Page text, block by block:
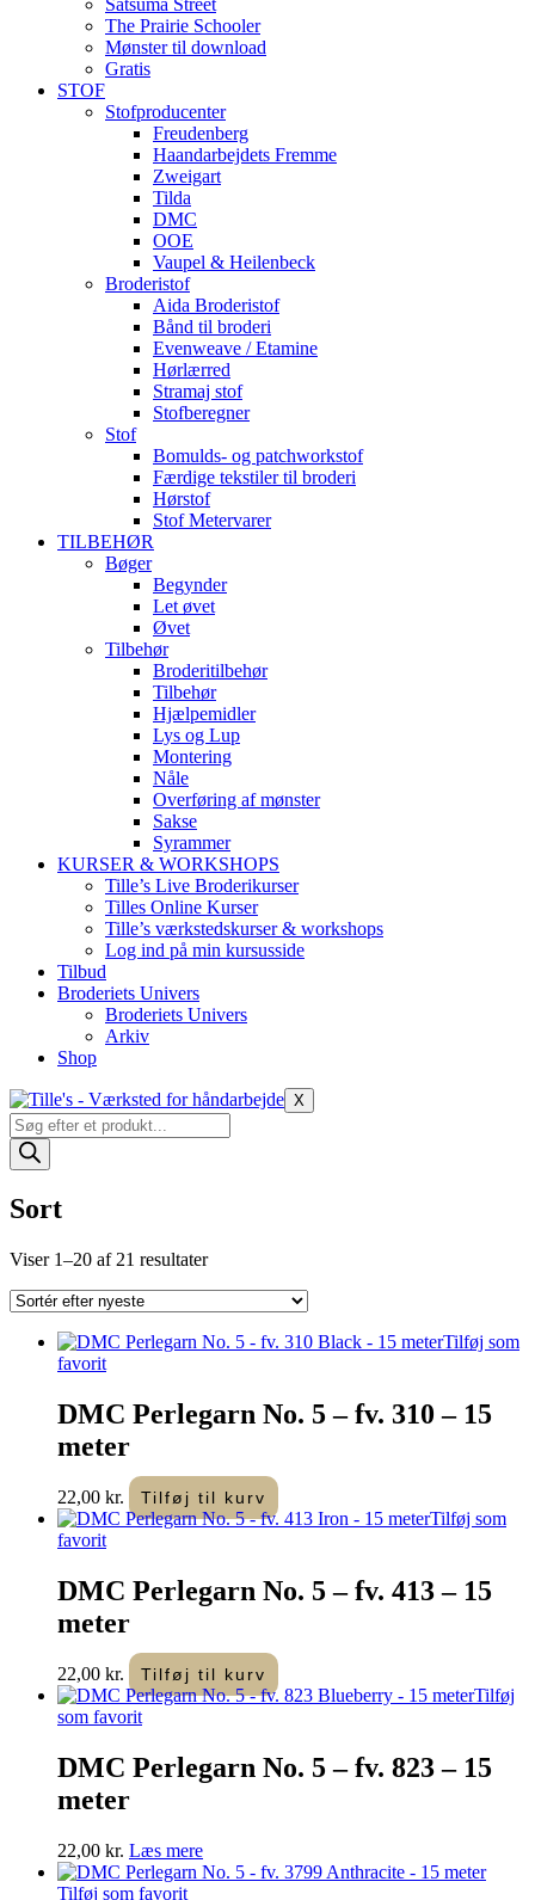
The Prairie Schooler
Mønster til download
Gratis
STOF
Stofproducenter
Freudenberg
Haandarbejdets Fremme
Zweigart
Tilda
DMC
OOE
Vaupel & Heilenbeck
Broderistof
Aida Broderistof
Bånd til broderi
Evenweave / Etamine
Hørlærred
Stramaj stof
Stofberegner
Stof
Bomulds- og patchworkstof
Færdige tekstiler til broderi
Hørstof
Stof Metervarer
TILBEHØR
Bøger
Begynder
Let øvet
Øvet
Tilbehør
Broderitilbehør
Tilbehør
Hjælpemidler
Lys og Lup
Montering
Nåle
Overføring af mønster
Sakse
Syrammer
KURSER & WORKSHOPS
Tille’s Live Broderikurser
Tilles Online Kurser
Tille’s værkstedskurser & workshops
Log ind på min kursusside
Tilbud
Broderiets Univers
Broderiets Univers
Arkiv
Shop
X
Products
search
Sort
Viser 1–20 af 21 resultaterSorteret
Tilføj som
favorit
DMC Perlegarn No. 5 – fv. 310 – 15
meter
22,00 kr. Tilføj til kurv
Tilføj som
favorit
DMC Perlegarn No. 5 – fv. 413 – 15
meter
22,00 kr. Tilføj til kurv
Tilføj
som favorit
DMC Perlegarn No. 5 – fv. 823 – 15
meter
22,00 kr. Læs mere
Tilføj som favorit